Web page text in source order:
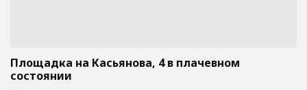
Площадка на Касьянова, 4 в плачевном
состоянии